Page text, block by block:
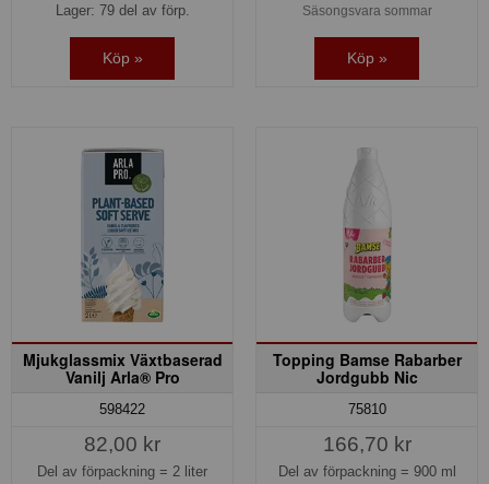
Lager: 79 del av förp.
Köp »
Säsongsvara sommar
Köp »
Mjukglassmix Växtbaserad
Vanilj Arla® Pro
598422
82,00 kr
Del av förpackning = 2 liter
Topping Bamse Rabarber
Jordgubb Nic
75810
166,70 kr
Del av förpackning = 900 ml